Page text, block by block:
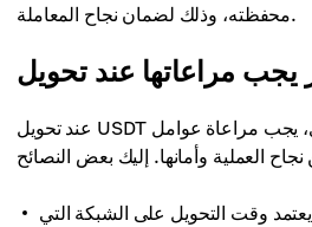
محفظته، وذلك لضمان نجاح المعاملة.
عند تحويل USDT من محفظة إلى أخرى، يجب مراعاة عوامل
يعتمد وقت التحويل على الشبكة التي